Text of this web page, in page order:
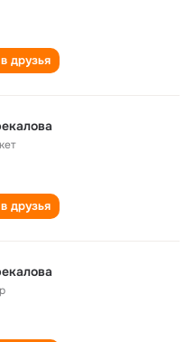
друзья
друзья